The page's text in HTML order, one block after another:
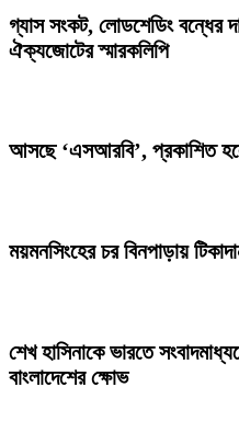
গ্যাস সংকট, লোডশেডিং বন্ধের
ঐক্যজোটের স্মারকলিপি
আসছে ‘এসআরবি’, প্রকাশিত
ময়মনসিংহের চর বিনপাড়ায়
শেখ হাসিনাকে ভারতে
বাংলাদেশের ক্ষোভ